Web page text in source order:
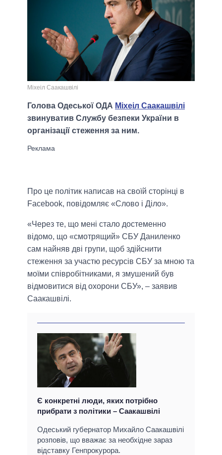
Міхеіл Саакашвілі
Голова Одеської ОДА Міхеіл Саакашвілі
звинуватив Службу безпеки України в
організації стеження за ним.
Про це політик написав на своїй сторінці в
Facebook, повідомляє «Слово і Діло».
«Через те, що мені стало достеменно
відомо, що «смотрящий» СБУ Даниленко
сам найняв дві групи, щоб здійснити
стеження за участю ресурсів СБУ за мною та
моїми співробітниками, я змушений був
відмовитися від охорони СБУ», – заявив
Саакашвілі.
Є конкретні люди, яких потрібно
прибрати з політики – Саакашвілі
Одеський губернатор Михайло Саакашвілі
розповів, що вважає за необхідне зараз
відставку Генпрокурора.